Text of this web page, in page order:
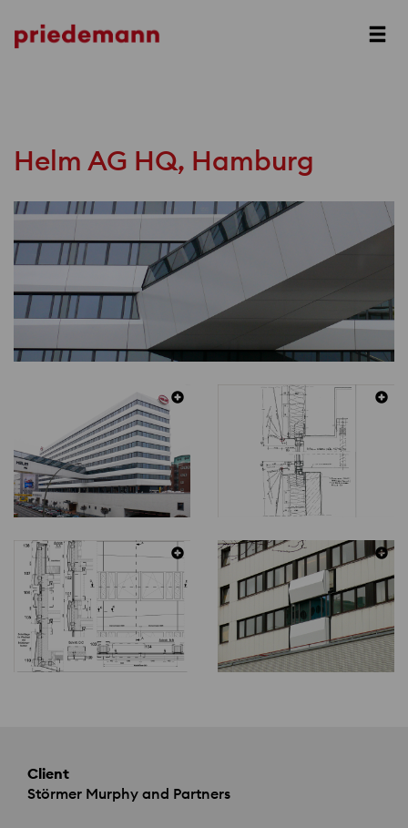
Prev
Helm AG HQ, Hamburg
Client
Störmer Murphy and Partners